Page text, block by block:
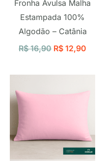
Fronha Avulsa Malha
Estampada 100%
Algodão – Catânia
R$16,90 R$ 12,90
preço